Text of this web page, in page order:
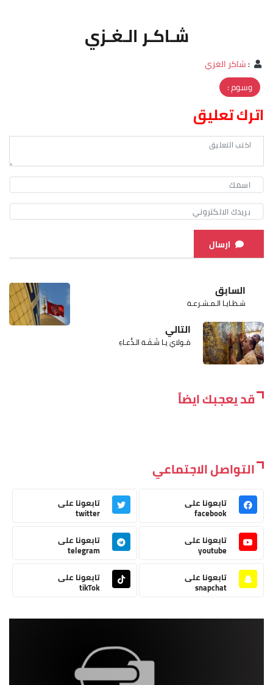
شـاكـر الـغـزي
:شاكر الغزي
وسوم :
اترك تعليق
ارسال
السابق
شـظـايـا الـمـشـرعـة
التالي
مَـولايَ يـا شَـفَـة الـدُّعـاءِ
قد يعجبك ايضاً
التواصل الاجتماعي
تابعونا على
facebook
تابعونا على
twitter
تابعونا على
youtube
تابعونا على
telegram
تابعونا على
snapchat
تابعونا على
tikTok